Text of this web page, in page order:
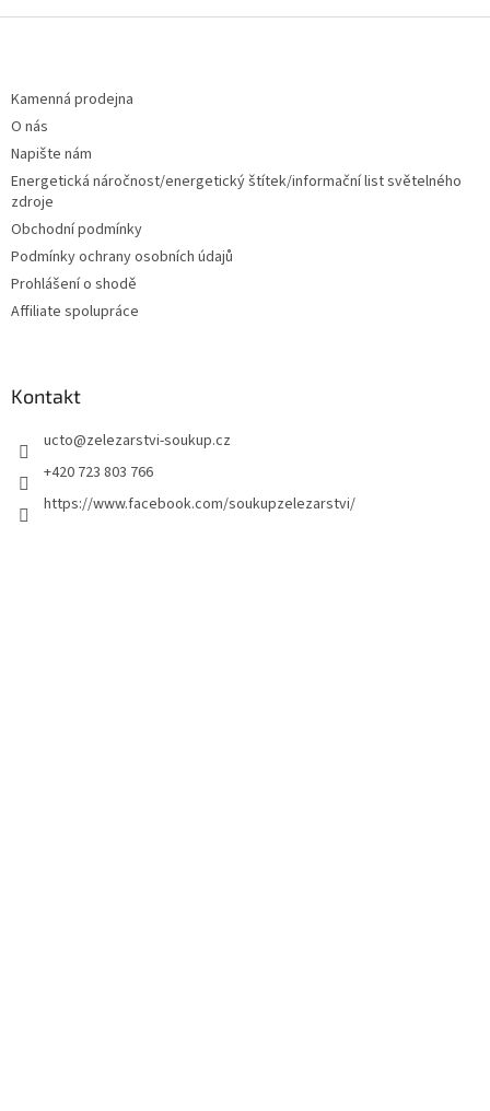
Kamenná prodejna
O nás
Napište nám
Energetická náročnost/energetický štítek/informační list světelného
zdroje
Obchodní podmínky
Podmínky ochrany osobních údajů
Prohlášení o shodě
Affiliate spolupráce
Kontakt
ucto@zelezarstvi-soukup.cz
+420 723 803 766
https://www.facebook.com/soukupzelezarstvi/